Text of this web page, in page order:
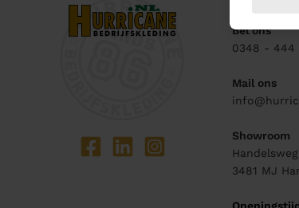
Bel ons
0348 - 444
Mail ons
Showroom
Handelsweg
3481 MJ